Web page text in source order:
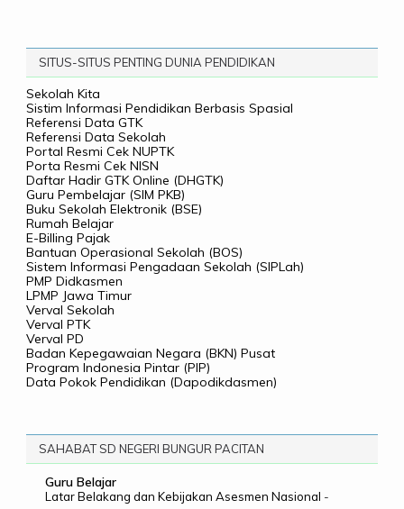
SITUS-SITUS PENTING DUNIA PENDIDIKAN
Sekolah Kita
Sistim Informasi Pendidikan Berbasis Spasial
Referensi Data GTK
Referensi Data Sekolah
Portal Resmi Cek NUPTK
Porta Resmi Cek NISN
Daftar Hadir GTK Online (DHGTK)
Guru Pembelajar (SIM PKB)
Buku Sekolah Elektronik (BSE)
Rumah Belajar
E-Billing Pajak
Bantuan Operasional Sekolah (BOS)
Sistem Informasi Pengadaan Sekolah (SIPLah)
PMP Didkasmen
LPMP Jawa Timur
Verval Sekolah
Verval PTK
Verval PD
Badan Kepegawaian Negara (BKN) Pusat
Program Indonesia Pintar (PIP)
Data Pokok Pendidikan (Dapodikdasmen)
SAHABAT SD NEGERI BUNGUR PACITAN
Guru Belajar
Latar Belakang dan Kebijakan Asesmen Nasional -